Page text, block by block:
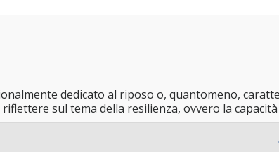
dedicato al riposo o, quantomeno,
sul tema della resilienza, ovvero la